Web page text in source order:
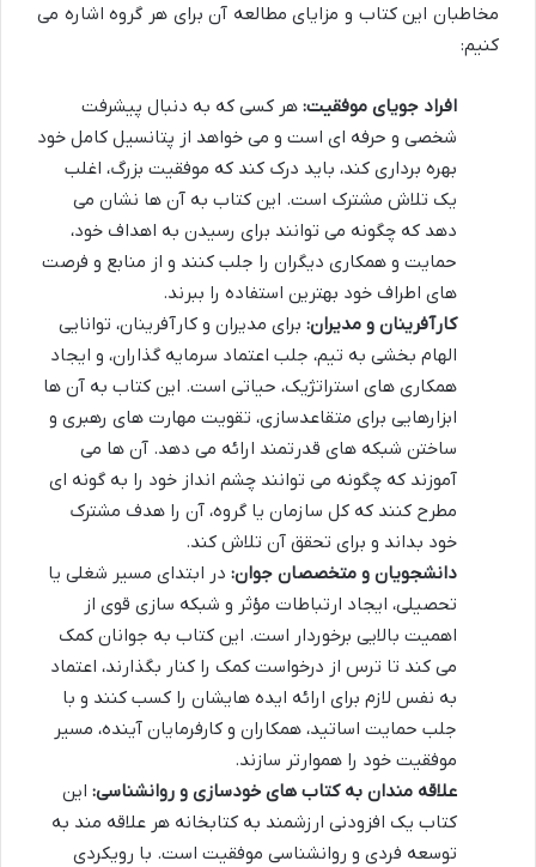
مخاطبان این کتاب و مزایای مطالعه آن برای هر گروه اشاره می
کنیم:
افراد جویای موفقیت: هر کسی که به دنبال پیشرفت
شخصی و حرفه ای است و می خواهد از پتانسیل کامل خود
بهره برداری کند، باید درک کند که موفقیت بزرگ، اغلب
یک تلاش مشترک است. این کتاب به آن ها نشان می
دهد که چگونه می توانند برای رسیدن به اهداف خود،
حمایت و همکاری دیگران را جلب کنند و از منابع و فرصت
های اطراف خود بهترین استفاده را ببرند.
کارآفرینان و مدیران: برای مدیران و کارآفرینان، توانایی
الهام بخشی به تیم، جلب اعتماد سرمایه گذاران، و ایجاد
همکاری های استراتژیک، حیاتی است. این کتاب به آن ها
ابزارهایی برای متقاعدسازی، تقویت مهارت های رهبری و
ساختن شبکه های قدرتمند ارائه می دهد. آن ها می
آموزند که چگونه می توانند چشم انداز خود را به گونه ای
مطرح کنند که کل سازمان یا گروه، آن را هدف مشترک
خود بداند و برای تحقق آن تلاش کند.
دانشجویان و متخصصان جوان: در ابتدای مسیر شغلی یا
تحصیلی، ایجاد ارتباطات مؤثر و شبکه سازی قوی از
اهمیت بالایی برخوردار است. این کتاب به جوانان کمک
می کند تا ترس از درخواست کمک را کنار بگذارند، اعتماد
به نفس لازم برای ارائه ایده هایشان را کسب کنند و با
جلب حمایت اساتید، همکاران و کارفرمایان آینده، مسیر
موفقیت خود را هموارتر سازند.
علاقه مندان به کتاب های خودسازی و روانشناسی: این
کتاب یک افزودنی ارزشمند به کتابخانه هر علاقه مند به
توسعه فردی و روانشناسی موفقیت است. با رویکردی